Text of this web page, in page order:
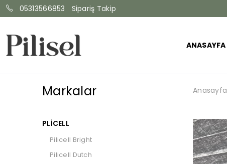
05313566853 Sipariş Takip
ANASAYFA
Markalar
PLICELL
Pilicell Bright
Pilicell Dutch
Anasayfa